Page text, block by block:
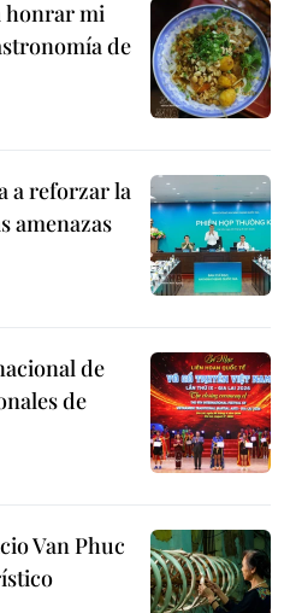
honrar mi
de
a reforzar la
amenazas
de
de
Van Phuc